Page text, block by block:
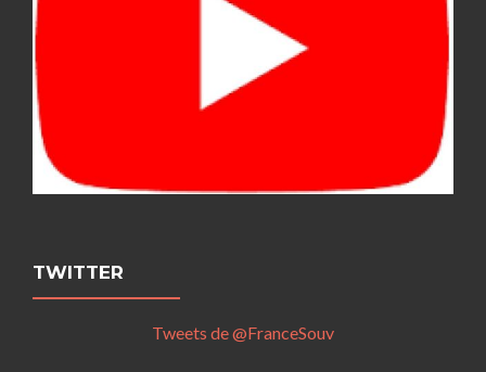
TWITTER
Tweets de @FranceSouv